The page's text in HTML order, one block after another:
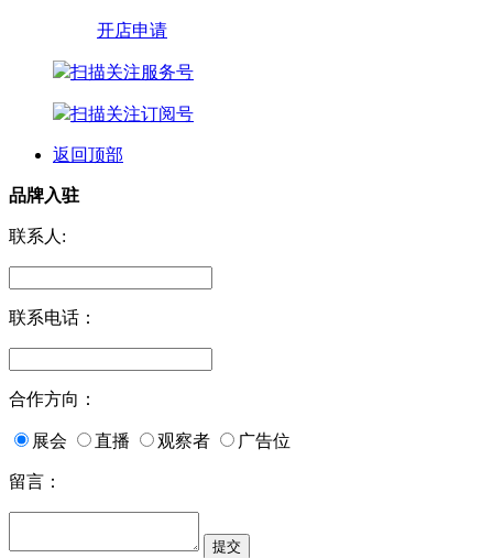
开店申请
扫描关注服务号
扫描关注订阅号
返回顶部
品牌入驻
联系人:
联系电话：
合作方向：
展会 直播 观察者 广告位
留言：